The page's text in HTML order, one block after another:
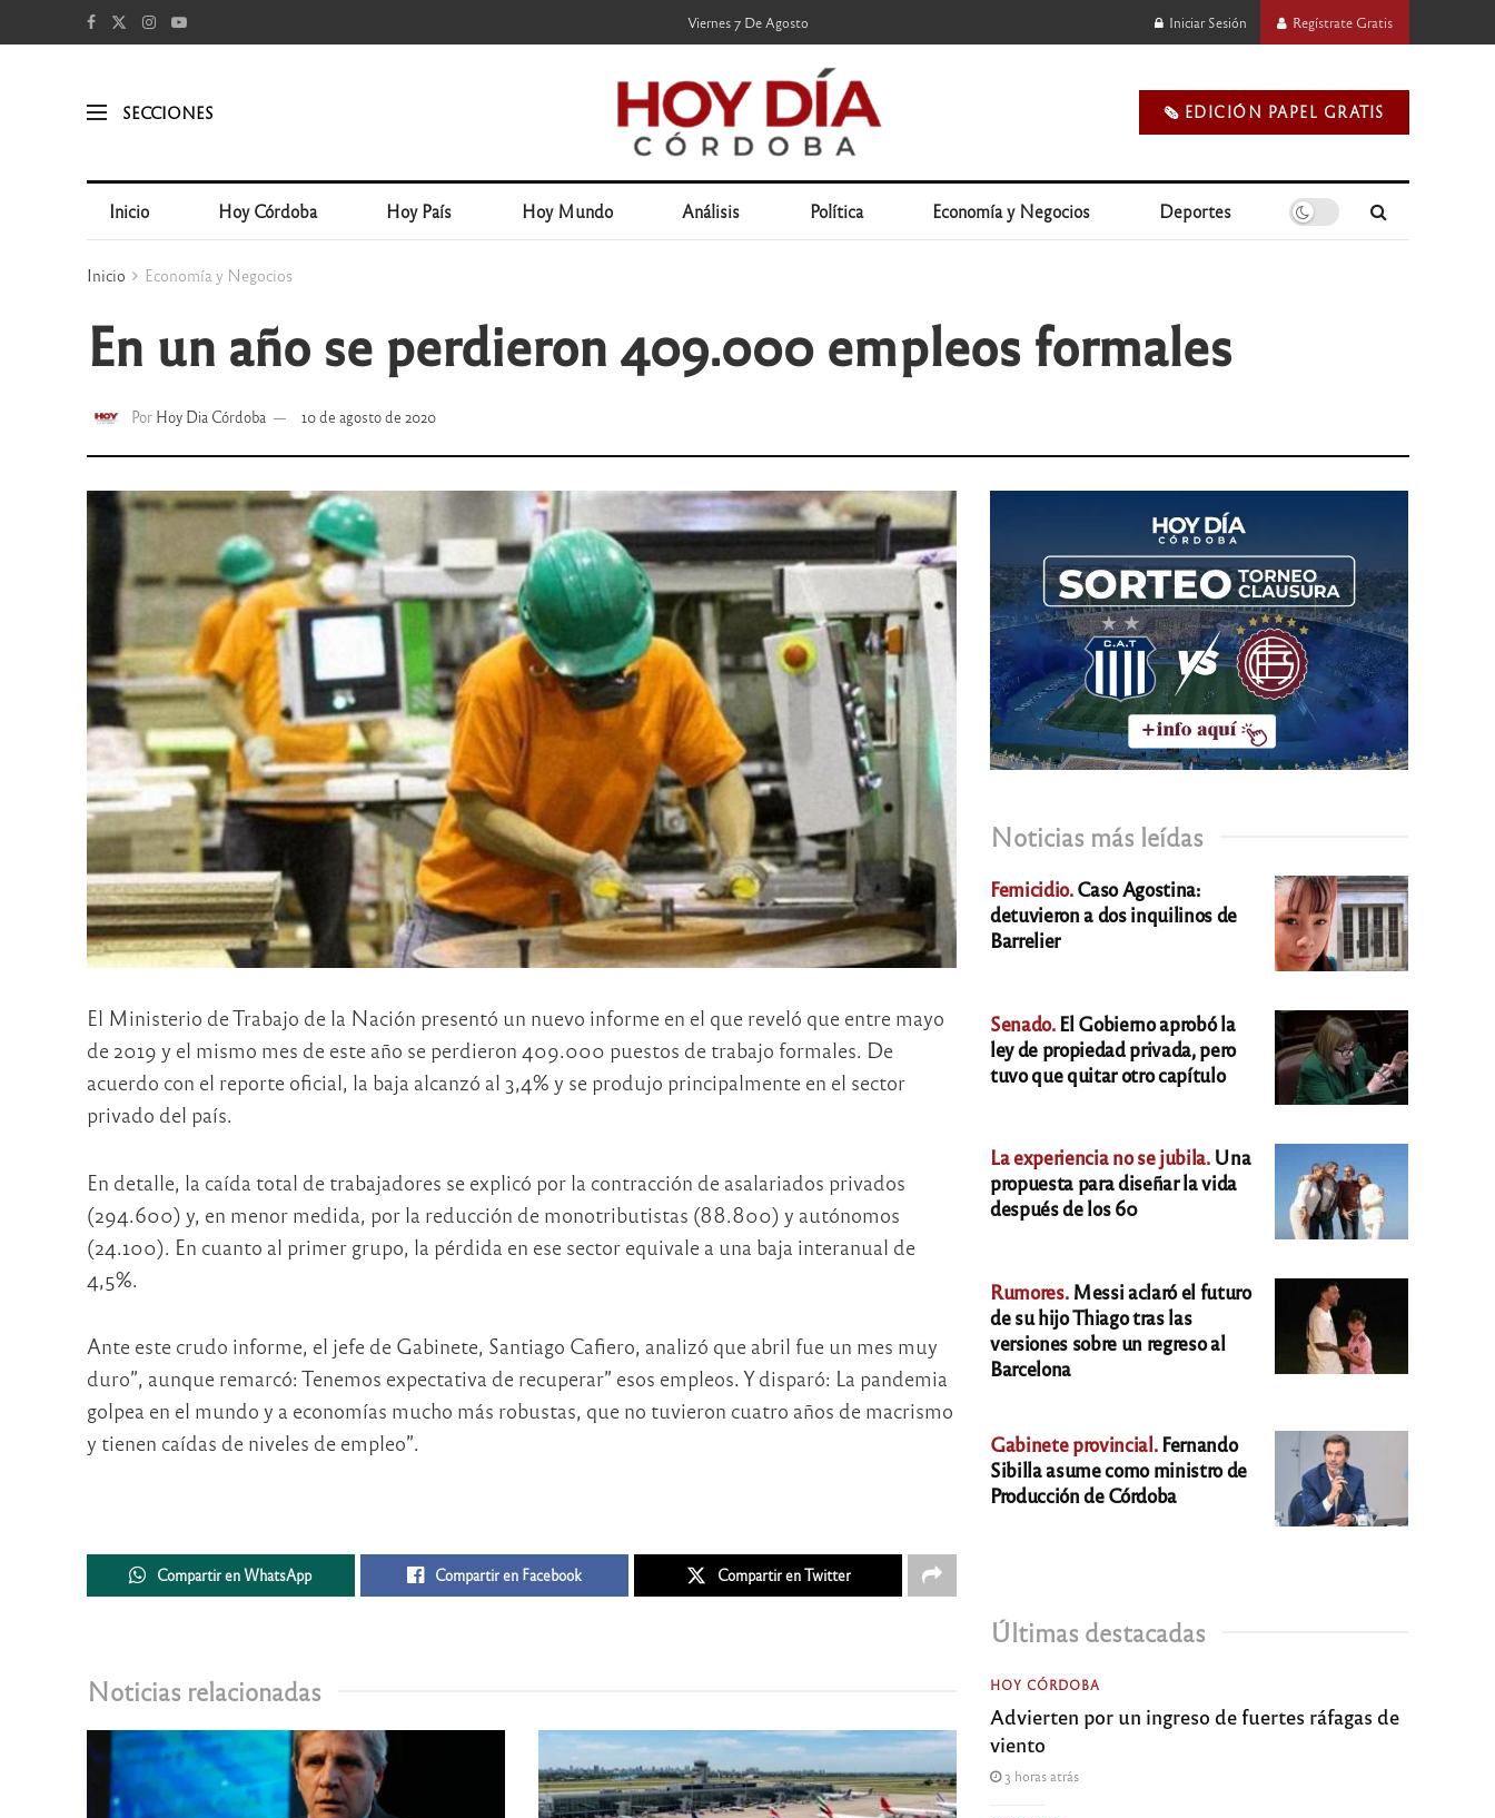
Viernes 7 De Agosto Iniciar Sesión Regístrate Gratis
SECCIONES 🗞️ EDICIÓN PAPEL GRATIS
Inicio Hoy Córdoba Hoy País Hoy Mundo Análisis Política Economía y Negocios Deportes
Inicio Economía y Negocios
En un año se perdieron 409.000 empleos formales
Por Hoy Dia Córdoba 10 de agosto de 2020
El Ministerio de Trabajo de la Nación presentó un nuevo informe en el que reveló que entre mayo
de 2019 y el mismo mes de este año se perdieron 409.000 puestos de trabajo formales. De
acuerdo con el reporte oficial, la baja alcanzó al 3,4% y se produjo principalmente en el sector
privado del país.
En detalle, la caída total de trabajadores se explicó por la contracción de asalariados privados
(294.600) y, en menor medida, por la reducción de monotributistas (88.800) y autónomos
(24.100). En cuanto al primer grupo, la pérdida en ese sector equivale a una baja interanual de
4,5%.
Ante este crudo informe, el jefe de Gabinete, Santiago Cafiero, analizó que abril fue un mes muy
duro”, aunque remarcó: Tenemos expectativa de recuperar” esos empleos. Y disparó: La pandemia
golpea en el mundo y a economías mucho más robustas, que no tuvieron cuatro años de macrismo
y tienen caídas de niveles de empleo”.
Compartir en WhatsApp Compartir en Facebook Compartir en Twitter
Noticias relacionadas
Noticias más leídas
Femicidio.Caso Agostina:
detuvieron a dos inquilinos de
Barrelier
Senado.El Gobierno aprobó la
ley de propiedad privada, pero
tuvo que quitar otro capítulo
La experiencia no se jubila.Una
propuesta para diseñar la vida
después de los 60
Rumores.Messi aclaró el futuro
de su hijo Thiago tras las
versiones sobre un regreso al
Barcelona
Gabinete provincial.Fernando
Sibilla asume como ministro de
Producción de Córdoba
Últimas destacadas
HOY CÓRDOBA
Advierten por un ingreso de fuertes ráfagas de
viento
3 horas atrás